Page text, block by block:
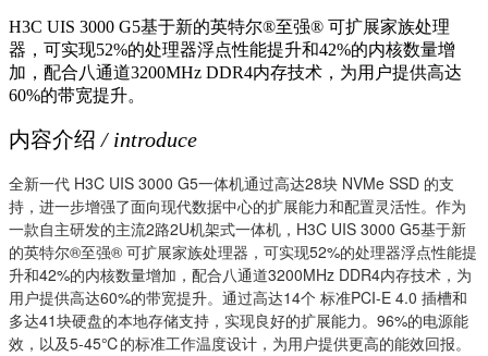
H3C UIS 3000 G5基于新的英特尔®至强® 可扩展家族处理
器，可实现52%的处理器浮点性能提升和42%的内核数量增
加，配合八通道3200MHz DDR4内存技术，为用户提供高达
60%的带宽提升。
内容介绍 / introduce
全新一代 H3C UIS 3000 G5一体机通过高达28块 NVMe SSD 的支
持，进一步增强了面向现代数据中心的扩展能力和配置灵活性。作为
一款自主研发的主流2路2U机架式一体机，H3C UIS 3000 G5基于新
的英特尔®至强® 可扩展家族处理器，可实现52%的处理器浮点性能提
升和42%的内核数量增加，配合八通道3200MHz DDR4内存技术，为
用户提供高达60%的带宽提升。通过高达14个 标准PCI-E 4.0 插槽和
多达41块硬盘的本地存储支持，实现良好的扩展能力。96%的电源能
效，以及5-45℃的标准工作温度设计，为用户提供更高的能效回报。